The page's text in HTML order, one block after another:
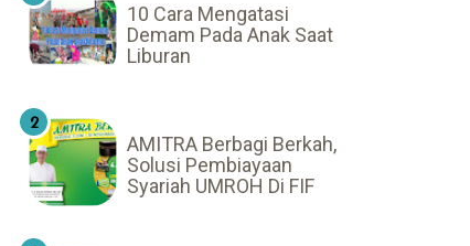
10 Cara Mengatasi
Demam Pada Anak Saat
Liburan
AMITRA Berbagi Berkah,
Solusi Pembiayaan
Syariah UMROH Di FIF